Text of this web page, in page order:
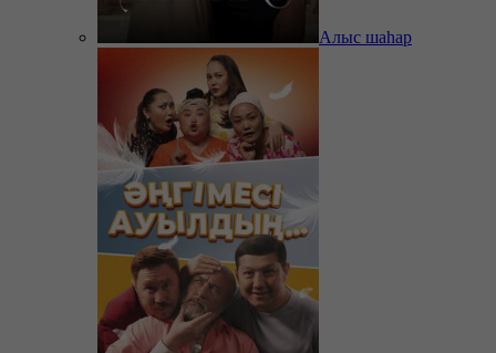
Алыс шаһар